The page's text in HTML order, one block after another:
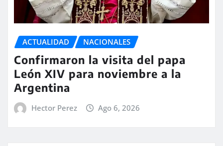
ACTUALIDAD NACIONALES
Confirmaron la visita del papa
León XIV para noviembre a la
Argentina
Hector Perez Ago 6, 2026